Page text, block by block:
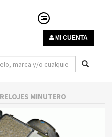
MI CUENTA
RELOJES MINUTERO